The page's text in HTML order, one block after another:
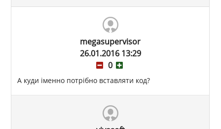
megasupervisor
26.01.2016 13:29
0
А куди іменно потрібно вставляти код?